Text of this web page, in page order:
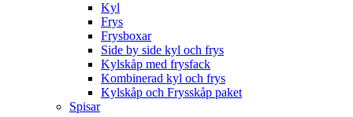
Kyl
Frys
Frysboxar
Side by side kyl och frys
Kylskåp med frysfack
Kombinerad kyl och frys
Kylskåp och Frysskåp paket
Spisar